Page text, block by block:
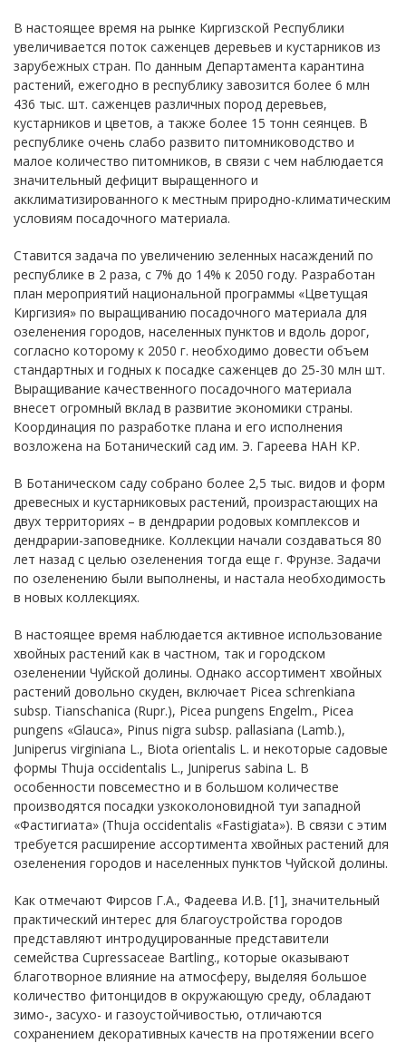
В настоящее время на рынке Киргизской Республики
увеличивается поток саженцев деревьев и кустарников из
зарубежных стран. По данным Департамента карантина
растений, ежегодно в республику завозится более 6 млн
436 тыс. шт. саженцев различных пород деревьев,
кустарников и цветов, а также более 15 тонн сеянцев. В
республике очень слабо развито питомниководство и
малое количество питомников, в связи с чем наблюдается
значительный дефицит выращенного и
акклиматизированного к местным природно-климатическим
условиям посадочного материала.
Ставится задача по увеличению зеленных насаждений по
республике в 2 раза, с 7% до 14% к 2050 году. Разработан
план мероприятий национальной программы «Цветущая
Киргизия» по выращиванию посадочного материала для
озеленения городов, населенных пунктов и вдоль дорог,
согласно которому к 2050 г. необходимо довести объем
стандартных и годных к посадке саженцев до 25-30 млн шт.
Выращивание качественного посадочного материала
внесет огромный вклад в развитие экономики страны.
Координация по разработке плана и его исполнения
возложена на Ботанический сад им. Э. Гареева НАН КР.
В Ботаническом саду собрано более 2,5 тыс. видов и форм
древесных и кустарниковых растений, произрастающих на
двух территориях – в дендрарии родовых комплексов и
дендрарии-заповеднике. Коллекции начали создаваться 80
лет назад с целью озеленения тогда еще г. Фрунзе. Задачи
по озеленению были выполнены, и настала необходимость
в новых коллекциях.
В настоящее время наблюдается активное использование
хвойных растений как в частном, так и городском
озеленении Чуйской долины. Однако ассортимент хвойных
растений довольно скуден, включает Picea schrenkiana
subsp. Tianschanica (Rupr.), Picea pungens Engelm., Picea
pungens «Glauca», Pinus nigra subsp. pallasiana (Lamb.),
Juniperus virginiana L., Biota orientalis L. и некоторые садовые
формы Thuja occidentalis L., Juniperus sabina L. В
особенности повсеместно и в большом количестве
производятся посадки узкоколоновидной туи западной
«Фастигиата» (Thuja occidentalis «Fastigiata»). В связи с этим
требуется расширение ассортимента хвойных растений для
озеленения городов и населенных пунктов Чуйской долины.
Как отмечают Фирсов Г.А., Фадеева И.В. [1], значительный
практический интерес для благоустройства городов
представляют интродуцированные представители
семейства Cupressaceae Bartling., которые оказывают
благотворное влияние на атмосферу, выделяя большое
количество фитонцидов в окружающую среду, обладают
зимо-, засухо- и газоустойчивостью, отличаются
сохранением декоративных качеств на протяжении всего